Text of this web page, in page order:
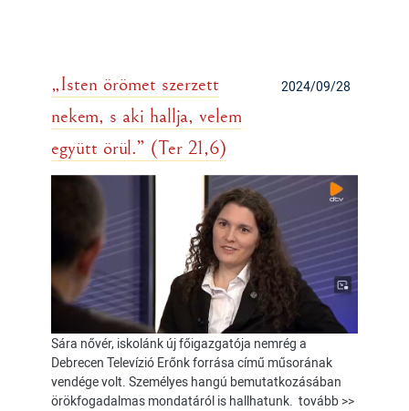
2024/09/28
„Isten örömet szerzett
nekem, s aki hallja, velem
együtt örül.” (Ter 21,6)
Sára nővér, iskolánk új főigazgatója nemrég a
Debrecen Televízió Erőnk forrása című műsorának
vendége volt. Személyes hangú bemutatkozásában
örökfogadalmas mondatáról is hallhatunk. tovább >>